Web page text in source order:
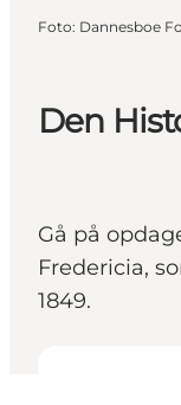
Den
Gå på
Fredericia,
1849.
Foto: Dannesboe